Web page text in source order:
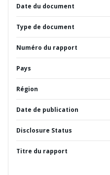
Date du document
Type de document
Numéro du rapport
Pays
Région
Date de publication
Disclosure Status
Titre du rapport